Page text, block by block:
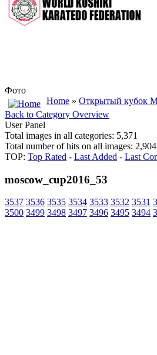
Фото
Home » Открытый кубок
Back to Category Overview
User Panel
Total images in all categories: 5,371
Total number of hits on all images:
TOP: Top Rated - Last Added - Last
moscow_cup2016_53
3537 3536 3535 3534 3533 3532 3531
3500 3499 3498 3497 3496 3495 3494